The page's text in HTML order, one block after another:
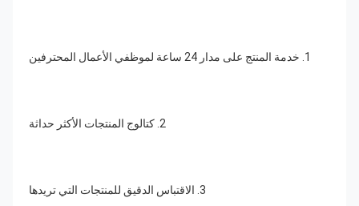
1. خدمة المنتج على مدار 24 ساعة لموظفي الأعمال المحترفين
2. كتالوج المنتجات الأكثر حداثة
3. الاقتباس الدقيق للمنتجات التي تريدها